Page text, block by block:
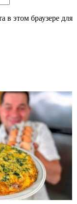
в этом браузере для